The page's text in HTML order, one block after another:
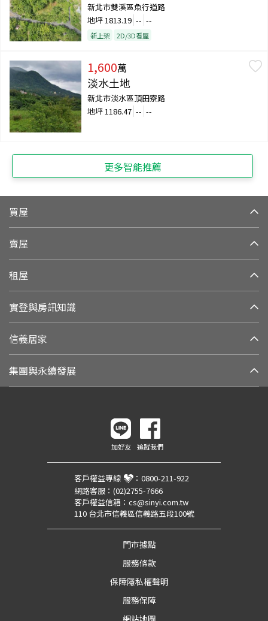
新北市雙溪區魚行道路
地坪 1813.19 -- --
新上架 2D/3D看屋
1,600萬
淡水土地
新北市淡水區頂田寮路
地坪 1186.47 -- --
更多智能推薦
買屋
賣屋
租屋
實登與房訊知識
信義居家
集團與永續發展
加好友 追蹤我們
客戶權益專線 ： 0800-211-922
網路客服： (02)2755-7666
客戶權益信箱： cs@sinyi.com.tw
110 台北市信義區信義路五段100號
門市據點
服務條款
保障隱私權聲明
服務保障